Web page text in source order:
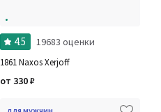
4.5 19683 оценки
1861 Naxos Xerjoff
от 330₽
для мужчин